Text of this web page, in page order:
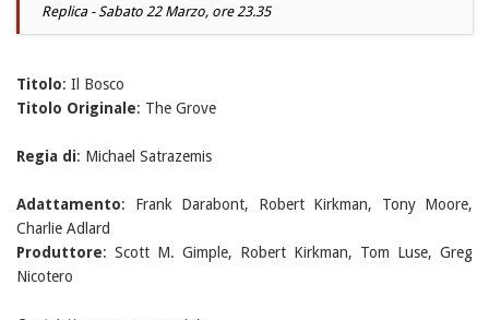
Replica - Sabato 22 Marzo, ore 23.35
Titolo: Il Bosco
Titolo Originale: The Grove
Regia di: Michael Satrazemis
Adattamento: Frank Darabont, Robert Kirkman, Tony Moore,
Charlie Adlard
Produttore: Scott M. Gimple, Robert Kirkman, Tom Luse, Greg
Nicotero